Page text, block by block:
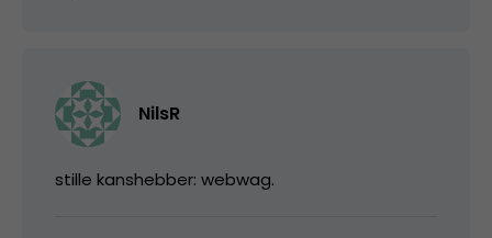
NilsR
stille kanshebber: webwag.